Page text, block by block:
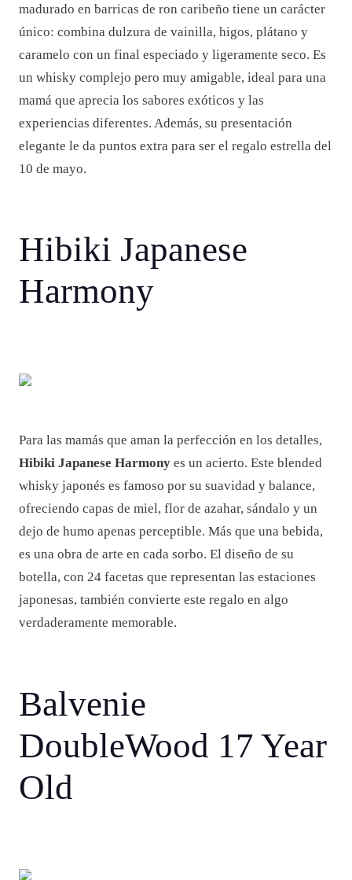
madurado en barricas de ron caribeño tiene un carácter
único: combina dulzura de vainilla, higos, plátano y
caramelo con un final especiado y ligeramente seco. Es
un whisky complejo pero muy amigable, ideal para una
mamá que aprecia los sabores exóticos y las
experiencias diferentes. Además, su presentación
elegante le da puntos extra para ser el regalo estrella del
10 de mayo.
Hibiki Japanese
Harmony
Para las mamás que aman la perfección en los detalles,
Hibiki Japanese Harmony es un acierto. Este blended
whisky japonés es famoso por su suavidad y balance,
ofreciendo capas de miel, flor de azahar, sándalo y un
dejo de humo apenas perceptible. Más que una bebida,
es una obra de arte en cada sorbo. El diseño de su
botella, con 24 facetas que representan las estaciones
japonesas, también convierte este regalo en algo
verdaderamente memorable.
Balvenie
DoubleWood 17 Year
Old